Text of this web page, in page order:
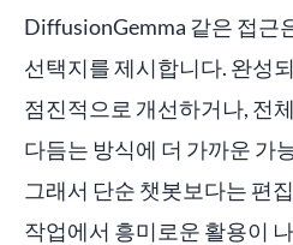
DiffusionGemma 같은 접근
선택지를 제시합니다. 완성
점진적으로 개선하거나, 전
다듬는 방식에 더 가까운 가
그래서 단순 챗봇보다는 편
작업에서 흥미로운 활용이